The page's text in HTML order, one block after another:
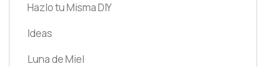
Hazlo tu Misma DIY
Ideas
Luna de Miel